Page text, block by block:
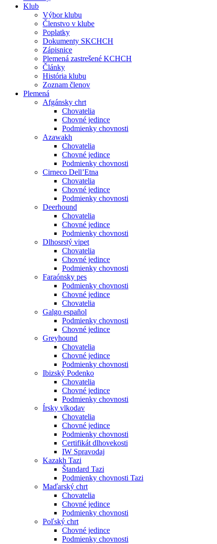
Klub
Výbor klubu
Členstvo v klube
Poplatky
Dokumenty SKCHCH
Zápisnice
Plemená zastrešené KCHCH
Články
História klubu
Zoznam členov
Plemená
Afgánsky chrt
Chovatelia
Chovné jedince
Podmienky chovnosti
Azawakh
Chovatelia
Chovné jedince
Podmienky chovnosti
Cirneco Dell’Etna
Chovatelia
Chovné jedince
Podmienky chovnosti
Deerhound
Chovatelia
Chovné jedince
Podmienky chovnosti
Dlhosrstý vipet
Chovatelia
Chovné jedince
Podmienky chovnosti
Faraónsky pes
Podmienky chovnosti
Chovné jedince
Chovatelia
Galgo español
Podmienky chovnosti
Chovné jedince
Greyhound
Chovatelia
Chovné jedince
Podmienky chovnosti
Ibizský Podenko
Chovatelia
Chovné jedince
Podmienky chovnosti
Írsky vlkodav
Chovatelia
Chovné jedince
Podmienky chovnosti
Certifikát dlhovekosti
IW Spravodaj
Kazakh Tazi
Štandard Tazi
Podmienky chovnosti Tazi
Maďarský chrt
Chovatelia
Chovné jedince
Podmienky chovnosti
Poľský chrt
Chovné jedince
Podmienky chovnosti